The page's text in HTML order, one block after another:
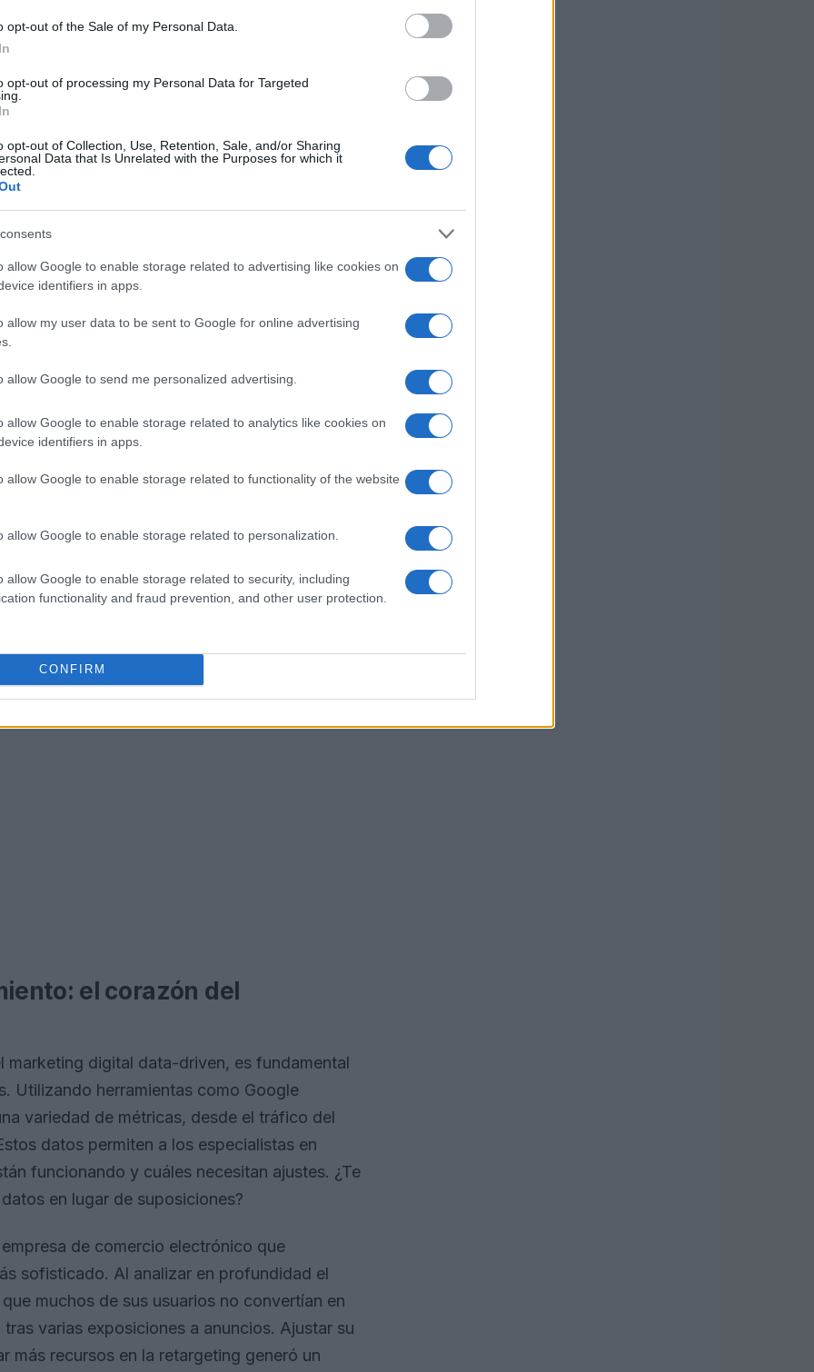
opt-out of the Sale of my Personal Data.
opt-out of processing my Personal Data for Targeted
opt-out of Collection, Use, Retention, Sale, and/or Sharing
Data that Is Unrelated with the Purposes for which it
allow Google to enable storage related to advertising like cookies on
identifiers in apps.
allow my user data to be sent to Google for online advertising
allow Google to send me personalized advertising.
allow Google to enable storage related to analytics like cookies on
identifiers in apps.
allow Google to enable storage related to functionality of the website
allow Google to enable storage related to personalization.
allow Google to enable storage related to security, including
functionality and fraud prevention, and other user protection.
CONFIRM
tácticas que no solo sean creativas,
artículo, vamos a descubrir cómo el
en una necesidad imperante para
rendimiento y maximizar su retorno sobre la
del marketing data-
y en el contexto del marketing digital,
En mi experiencia en Google, he
enfoque data-driven no solo mejoran su
más profunda de su audiencia.El
esencial. Plataformas de publicidad como
sus algoritmos, permitiendo a los
más efectiva. Esto significa que las
y dirigidos, lo que resulta en un
y una notable reducción en el costo por
la tecnología puede hacer que la
el corazón del
marketing digital data-driven, es fundamental
Utilizando herramientas como Google
variedad de métricas, desde el tráfico del
datos permiten a los especialistas en
funcionando y cuáles necesitan ajustes. ¿Te
en lugar de suposiciones?
de comercio electrónico que
sofisticado. Al analizar en profundidad el
muchos de sus usuarios no convertían en
varias exposiciones a anuncios. Ajustar su
más recursos en la retargeting generó un